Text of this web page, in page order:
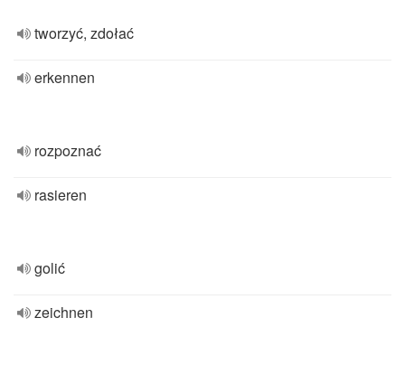
tworzyć, zdołać
erkennen
rozpoznać
rasieren
golić
zeichnen